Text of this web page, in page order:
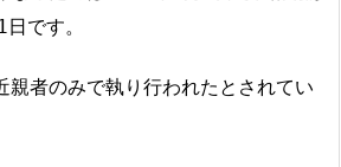
です。
親者のみで執り行われたとされてい